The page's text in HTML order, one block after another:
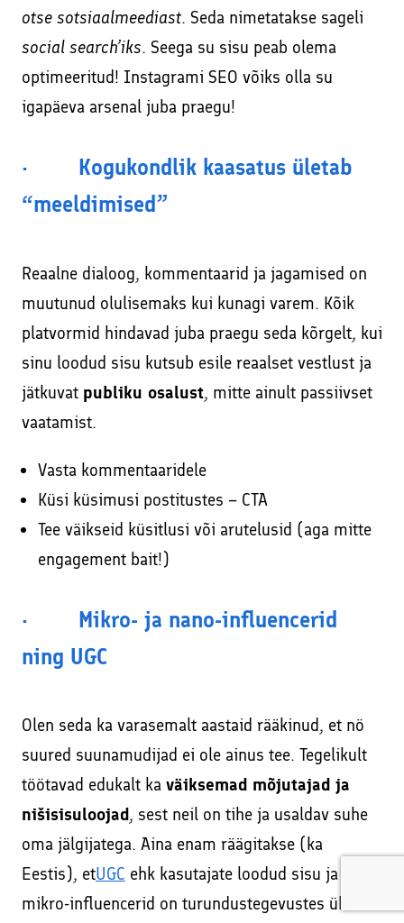
otse sotsiaalmeediast. Seda nimetatakse sageli
social search’iks. Seega su sisu peab olema
optimeeritud! Instagrami SEO võiks olla su
igapäeva arsenal juba praegu!
· Kogukondlik kaasatus ületab
“meeldimised”
Reaalne dialoog, kommentaarid ja jagamised on
muutunud olulisemaks kui kunagi varem. Kõik
platvormid hindavad juba praegu seda kõrgelt, kui
sinu loodud sisu kutsub esile reaalset vestlust ja
jätkuvat publiku osalust, mitte ainult passiivset
vaatamist.
Vasta kommentaaridele
Küsi küsimusi postitustes – CTA
Tee väikseid küsitlusi või arutelusid (aga mitte
engagement bait!)
· Mikro- ja nano-influencerid
ning UGC
Olen seda ka varasemalt aastaid rääkinud, et nö
suured suunamudijad ei ole ainus tee. Tegelikult
töötavad edukalt ka väiksemad mõjutajad ja
nišisisuloojad, sest neil on tihe ja usaldav suhe
oma jälgijatega. Aina enam räägitakse (ka
Eestis), etUGC ehk kasutajate loodud sisu ja
mikro-influencerid on turundustegevustes üha